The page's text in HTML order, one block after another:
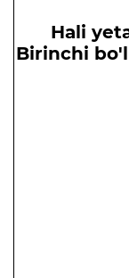
Hali
Birinchi